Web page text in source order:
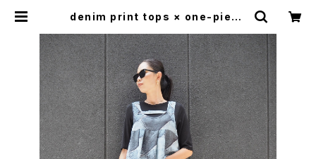
denim print tops × one-piece
デニム柄 シフォン ストレッチ 着まわ
し | LOOSEHOUSE